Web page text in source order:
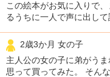
この絵本がお気に入りで
るうちに一人で声に出して
2歳3か月 女の子
主人公の女の子に弟がう
思って買ってみた。 そん